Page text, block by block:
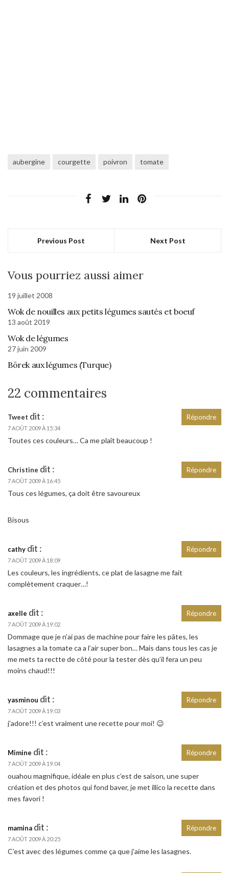
aubergine courgette poivron tomate
Previous Post Next Post
Vous pourriez aussi aimer
19 juillet 2008
Wok de nouilles aux petits légumes sautés et boeuf
13 août 2019
Wok de légumes
27 juin 2009
Börek aux légumes (Turque)
22 commentaires
Tweet dit :
7 AOÛT 2009 À 15:34
Toutes ces couleurs… Ca me plaît beaucoup !
Répondre
Christine dit :
7 AOÛT 2009 À 16:45
Tous ces légumes, ça doit être savoureux
Bisous
Répondre
cathy dit :
7 AOÛT 2009 À 18:09
Les couleurs, les ingrédients, ce plat de lasagne me fait
complètement craquer…!
Répondre
axelle dit :
7 AOÛT 2009 À 19:02
Dommage que je n’ai pas de machine pour faire les pâtes, les
lasagnes a la tomate ca a l’air super bon… Mais dans tous les cas je
me mets ta rectte de côté pour la tester dès qu’il fera un peu
moins chaud!!!
Répondre
yasminou dit :
7 AOÛT 2009 À 19:03
j’adore!!! c’est vraiment une recette pour moi! 😉
Répondre
Mimine dit :
7 AOÛT 2009 À 19:04
ouahou magnifique, idéale en plus c’est de saison, une super
création et des photos qui fond baver, je met illico la recette dans
mes favori !
Répondre
mamina dit :
7 AOÛT 2009 À 20:25
C’est avec des légumes comme ça que j’aime les lasagnes.
Répondre